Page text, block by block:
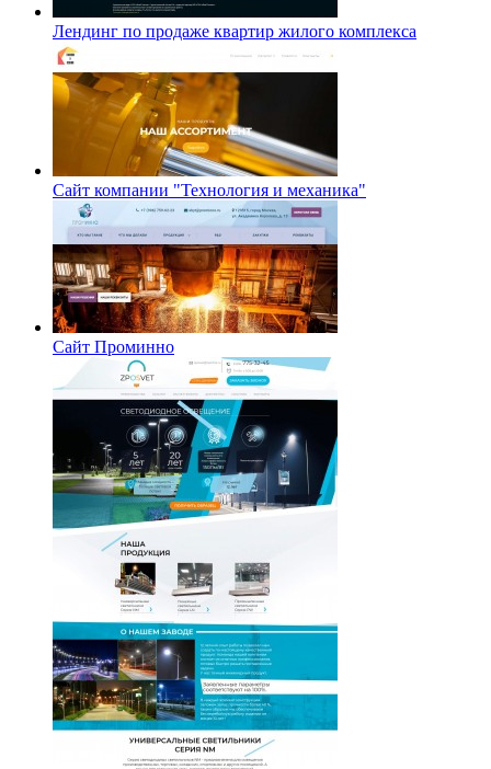
Лендинг по продаже квартир жилого комплекса
Сайт компании "Технология и механика"
Сайт Проминно